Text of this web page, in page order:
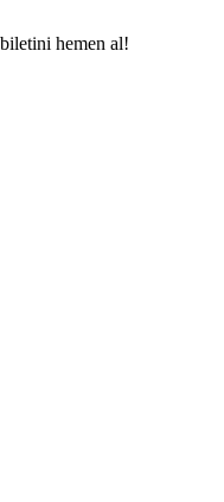
hemen al!